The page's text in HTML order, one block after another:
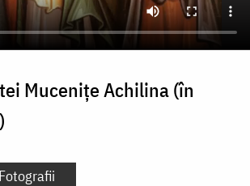
Mucenițe Achilina (în
Fotografii